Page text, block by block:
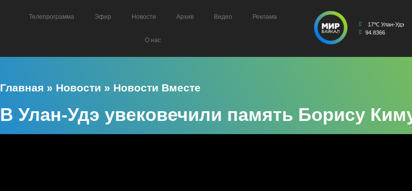
Телепрограмма Эфир Новости Архив Видео Реклама
О нас
17℃ Улан-Удэ
94.8366
Главная » Новости » Новости Вместе
В Улан-Удэ увековечили память Борису